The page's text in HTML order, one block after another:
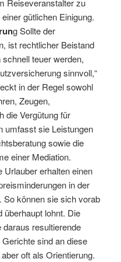
Reiseveranstalter zu
gütlichen Einigung.
g Sollte der
ist rechtlicher Beistand
teuer werden,
sinnvoll,“
in der Regel sowohl
Zeugen,
die Vergütung für
umfasst sie Leistungen
sowie die
einer Mediation.
Urlauber erhalten einen
in der
So können sie sich vorab
überhaupt lohnt. Die
resultierende
sind an diese
oft als Orientierung.